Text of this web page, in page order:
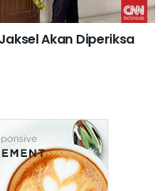
Akan Diperiksa